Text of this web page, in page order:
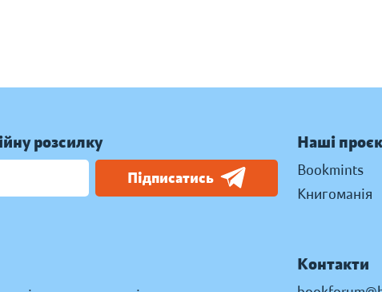
розсилку
Підписатись
Наші
Bookmints
Книгоманія
Контакти